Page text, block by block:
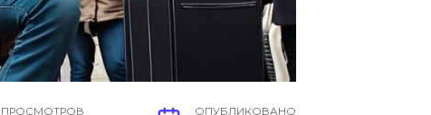
ПРОСМОТРОВ ОПУБЛИКОВАНО